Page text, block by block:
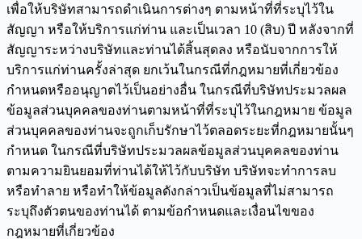
เพื่อให้บริษัทสามารถดำเนินการต่างๆ ตามหน้าที่ที่ระบุไว้ใน
สัญญา หรือให้บริการแก่ท่าน และเป็นเวลา 10 (สิบ) ปี หลังจากที่
สัญญาระหว่างบริษัทและท่านได้สิ้นสุดลง หรือนับจากการให้
บริการแก่ท่านครั้งล่าสุด ยกเว้นในกรณีที่กฎหมายที่เกี่ยวข้อง
กำหนดหรืออนุญาตไว้เป็นอย่างอื่น ในกรณีที่บริษัทประมวลผล
ข้อมูลส่วนบุคคลของท่านตามหน้าที่ที่ระบุไว้ในกฎหมาย ข้อมูล
ส่วนบุคคลของท่านจะถูกเก็บรักษาไว้ตลอดระยะที่กฎหมายนั้นๆ
กำหนด ในกรณีที่บริษัทประมวลผลข้อมูลส่วนบุคคลของท่าน
ตามความยินยอมที่ท่านได้ให้ไว้กับบริษัท บริษัทจะทำการลบ
หรือทำลาย หรือทำให้ข้อมูลดังกล่าวเป็นข้อมูลที่ไม่สามารถ
ระบุถึงตัวตนของท่านได้ ตามข้อกำหนดและเงื่อนไขของ
กฎหมายที่เกี่ยวข้อง